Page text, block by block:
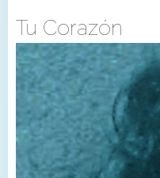
Tu Corazón